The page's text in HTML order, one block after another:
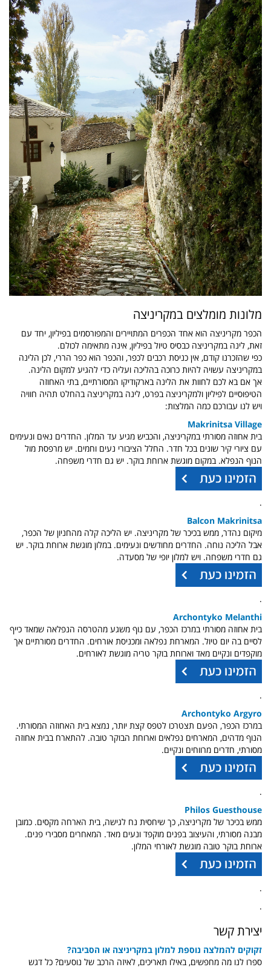
מלונות מומלצים במקריניצה
הכפר מקריניצה הוא אחד הכפרים המתויירים והמפורסמים בפיליון, יחד עם
זאת, לינה במקריניצה כבסיס טיול בפיליון, אינה מתאימה לכולם.
כפי שהזכרנו קודם, אין כניסת רכבים לכפר, והכפר הוא כפר הררי, לכן הלינה
במקריניצה עשויה להיות כרוכה בהליכה ועליה כדי להגיע למקום הלינה.
אך אם בא לכם לחוות את הלינה בארקודיקו המסורתיים, בתי האחוזה
הטיפוסיים לפיליון ולמקריניצה בפרט, לינה במקריניצה בהחלט תהיה חוויה
ויש לנו עבורכם כמה המלצות:
Makrinitsa Village
בית אחוזה מסורתי במקריניצה, והכביש מגיע עד המלון. החדרים נאים ונעימים
עם ציורי קיר שונים בכל חדר. החלל הציבורי נעים וחמים. יש מרפסת מול
הנוף הנפלא. במקום מוגשת ארוחת בוקר. יש גם חדרי משפחה.
.
Balcon Makrinitsa
מיקום נהדר, ממש בכיכר של מקריניצה. יש הליכה קלה מהחניון של הכפר,
אבל הליכה נוחה. החדרים מחודשים ונעימים. במלון מוגשת ארוחת בוקר. יש
גם חדרי משפחה. ויש למלון יופי של מסעדה.
.
Archontyko Melanthi
בית אחוזה מסורתי במרכז הכפר, עם נוף משגע מהטרסה הנפלאה שמאד כייף
לסיים בה יום טיול. המארחת נפלאה ומכניסת אורחים. החדרים מסורתיים אך
מוקפדים ונקיים מאד וארוחת בוקר טריה מוגשת לאורחים.
.
Archontyko Argyro
במרכז הכפר, הפעם תצטרכו לטפס קצת יותר, נמצא בית האחוזה המסורתי.
הנוף מדהים, המארחים נפלאים וארוחת הבוקר טובה. להתארח בבית אחוזה
מסורתי, חדרים מרווחים ונקיים.
.
Philos Guesthouse
ממש בכיכר של מקריניצה, כך שיחסית נח לגישה, בית הארחה מקסים. כמובן
מבנה מסורתי, והעיצוב בפנים מוקפד ונעים מאד. המאחרים מסבירי פנים.
ארוחת בוקר טובה מוגשת לאורחי המלון.
.
.
יצירת קשר
זקוקים להמלצה נוספת למלון במקריניצה או הסביבה?
ספרו לנו מה מחפשים, באילו תאריכים, לאיזה הרכב של נוסעים? כל דגש